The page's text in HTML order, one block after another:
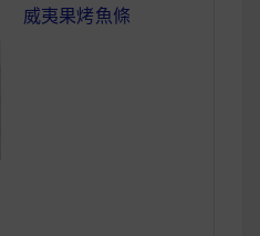
威夷果烤魚條